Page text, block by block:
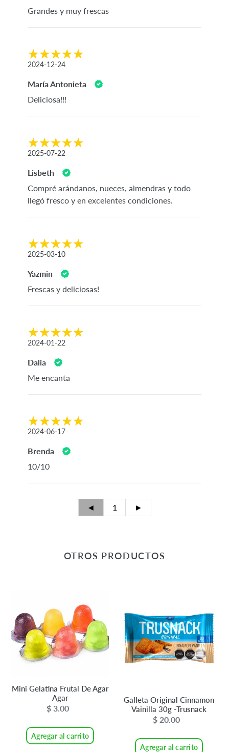
Grandes y muy frescas
2024-12-24
María Antonieta
Deliciosa!!!
2025-07-22
Lisbeth
Compré arándanos, nueces, almendras y todo
llegó fresco y en excelentes condiciones.
2025-03-10
Yazmin
Frescas y deliciosas!
2024-01-22
Dalia
Me encanta
2024-06-17
Brenda
10/10
◄ 1 ►
OTROS PRODUCTOS
Frutal
De
Agar
Agar
Mini Gelatina Frutal De Agar
Agar
Precio
$ 3.00
Agregar al carrito
Cinnamon
Vainilla
30g
Galleta Original Cinnamon
Vainilla 30g -Trusnack
Precio
$ 20.00
Agregar al carrito